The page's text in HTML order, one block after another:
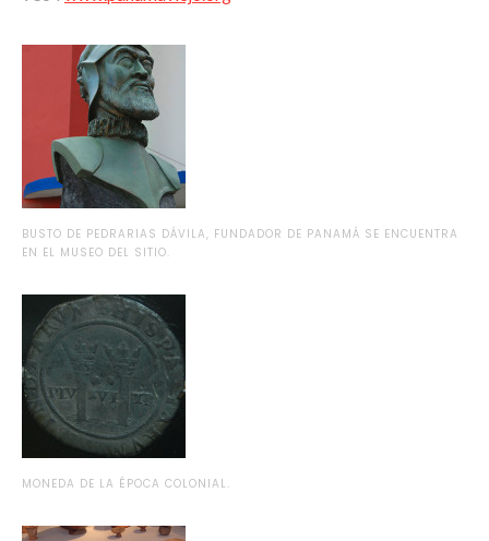
BUSTO DE PEDRARIAS DÁVILA, FUNDADOR DE PANAMÁ SE ENCUENTRA
EN EL MUSEO DEL SITIO.
MONEDA DE LA ÉPOCA COLONIAL.